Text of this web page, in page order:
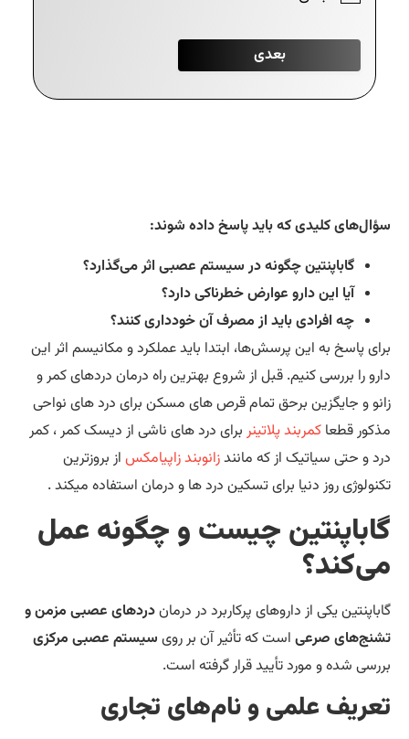
کلیدی که باید پاسخ داده شوند:
گاباپنتین چگونه در سیستم عصبی اثر می‌گذارد؟
آیا این دارو عوارض خطرناکی دارد؟
چه افرادی باید از مصرف آن خودداری کنند؟
پاسخ به این پرسش‌ها، ابتدا باید عملکرد و مکانیسم اثر این
را بررسی کنیم. قبل از شروع بهترین راه درمان دردهای کمر و
و جایگزین برحق تمام قرص های مسکن برای درد های نواحی
قطعاکمربند پلاتینربرای درد های ناشی از دیسک کمر ، کمر
و حتی سیاتیک از که مانندزانوبند زاپیامکساز بروزترین
روز دنیا برای تسکین درد ها و درمان استفاده میکند .
چیست و چگونه عمل
یکی از داروهای پرکاربرد در درماندردهای عصبی مزمن و
صرعیاست که تأثیر آن بر رویسیستم عصبی مرکزی
شده و مورد تأیید قرار گرفته است.
علمی و نام‌های تجاری